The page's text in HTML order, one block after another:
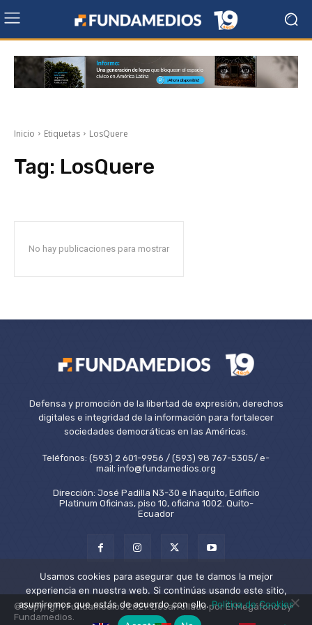
Inicio Etiquetas LosQuere
Tag: LosQuere
No hay publicaciones para mostrar
Defensa y promoción de la libertad de expresión, derechos
digitales e integridad de la información para fortalecer
sociedades democráticas en las Américas.
Teléfonos: (593) 2 601-9956 / (593) 98 767-5305/ e-
mail: info@fundamedios.org
Dirección: José Padilla N3-30 e Iñaquito, Edificio
Platinum Oficinas, piso 10, oficina 1002. Quito-
Ecuador
©Copyright Fundamedios 2021. Desarrollado por El Megáfono by
Fundamedios.
Usamos cookies para asegurar que te damos la mejor
experiencia en nuestra web. Si continúas usando este sitio,
asumiremos que estás de acuerdo con ello.Política de Cookies